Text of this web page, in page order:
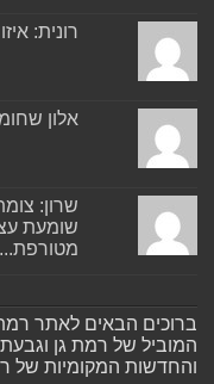
רונית:
אלון
שרון:
שומעת
ברוכים הבאים לאתר
המוביל של רמת גן
והחדשות המקומיות של